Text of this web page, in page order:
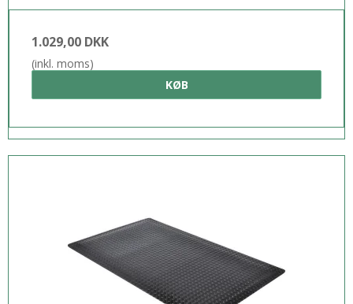
1.029,00 DKK
(inkl. moms)
KØB